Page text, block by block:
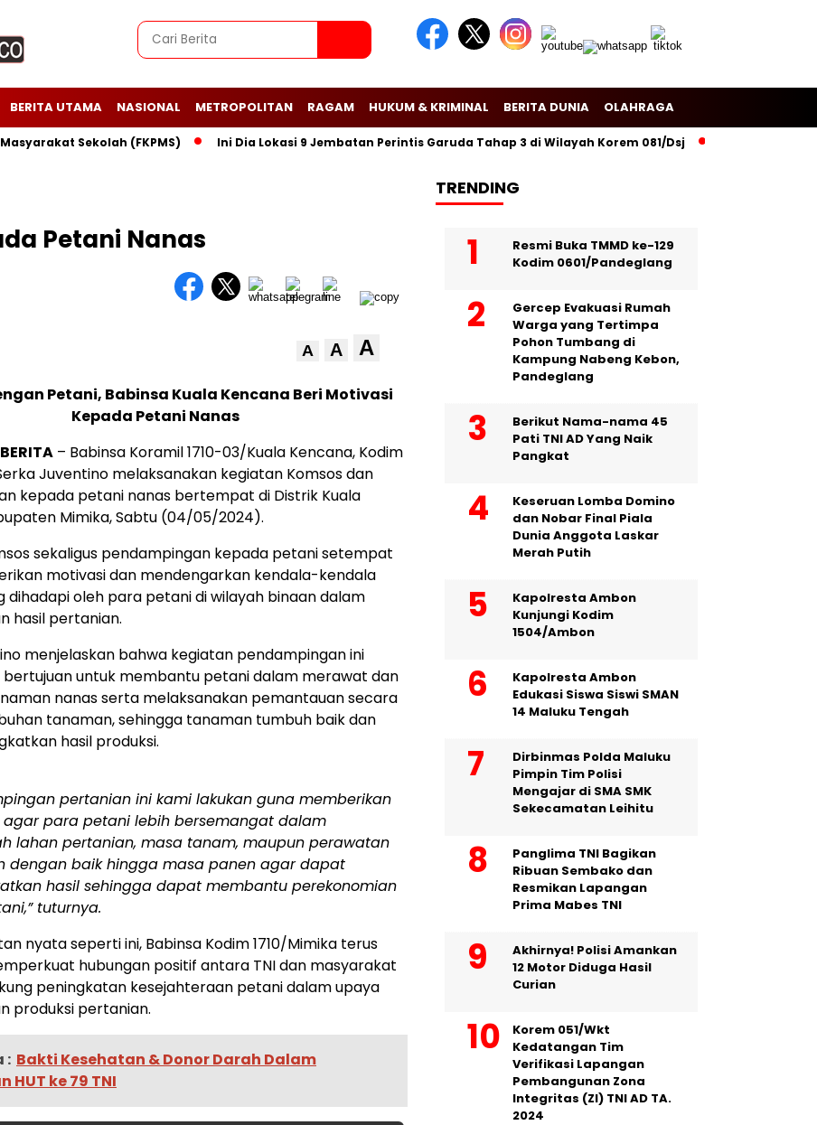
BERITA UTAMA NASIONAL METROPOLITAN RAGAM HUKUM & KRIMINAL BERITA DUNIA OLAHRAGA
Sekolah (FKPMS) Ini Dia Lokasi 9 Jembatan Perintis Garuda Tahap 3 di Wilayah Korem 081/Dsj Puslitbang Polri
Petani Nanas
A A A
Petani, Babinsa Kuala Kencana Beri Motivasi
Kepada Petani Nanas
– Babinsa Koramil 1710-03/Kuala Kencana, Kodim
Juventino melaksanakan kegiatan Komsos dan
kepada petani nanas bertempat di Distrik Kuala
Mimika, Sabtu (04/05/2024).
sekaligus pendampingan kepada petani setempat
motivasi dan mendengarkan kendala-kendala
dihadapi oleh para petani di wilayah binaan dalam
hasil pertanian.
menjelaskan bahwa kegiatan pendampingan ini
bertujuan untuk membantu petani dalam merawat dan
nanas serta melaksanakan pemantauan secara
tanaman, sehingga tanaman tumbuh baik dan
hasil produksi.
pertanian ini kami lakukan guna memberikan
agar para petani lebih bersemangat dalam
lahan pertanian, masa tanam, maupun perawatan
dengan baik hingga masa panen agar dapat
hasil sehingga dapat membantu perekonomian
tuturnya.
nyata seperti ini, Babinsa Kodim 1710/Mimika terus
hubungan positif antara TNI dan masyarakat
peningkatan kesejahteraan petani dalam upaya
produksi pertanian.
: Bakti Kesehatan & Donor Darah Dalam
HUT ke 79 TNI
TRENDING
Resmi Buka TMMD ke-129
Kodim 0601/Pandeglang
Gercep Evakuasi Rumah
Warga yang Tertimpa
Pohon Tumbang di
Kampung Nabeng Kebon,
Pandeglang
Berikut Nama-nama 45
Pati TNI AD Yang Naik
Pangkat
Keseruan Lomba Domino
dan Nobar Final Piala
Dunia Anggota Laskar
Merah Putih
Kapolresta Ambon
Kunjungi Kodim
1504/Ambon
Kapolresta Ambon
Edukasi Siswa Siswi SMAN
14 Maluku Tengah
Dirbinmas Polda Maluku
Pimpin Tim Polisi
Mengajar di SMA SMK
Sekecamatan Leihitu
Panglima TNI Bagikan
Ribuan Sembako dan
Resmikan Lapangan
Prima Mabes TNI
Akhirnya! Polisi Amankan
12 Motor Diduga Hasil
Curian
Korem 051/Wkt
Kedatangan Tim
Verifikasi Lapangan
Pembangunan Zona
Integritas (ZI) TNI AD TA.
2024